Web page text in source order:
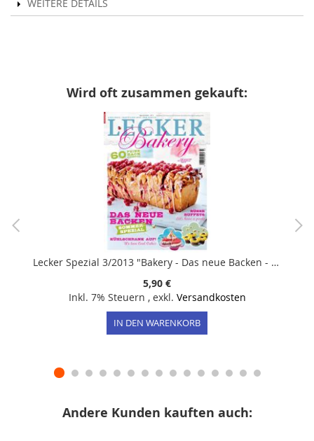
WEITERE DETAILS
Wird oft zusammen gekauft:
Lecker Spezial 3/2013 "Bakery - Das neue Backen - Sommer-Spezial"
5,90 €
Inkl. 7% Steuern , exkl. Versandkosten
IN DEN WARENKORB
Andere Kunden kauften auch: